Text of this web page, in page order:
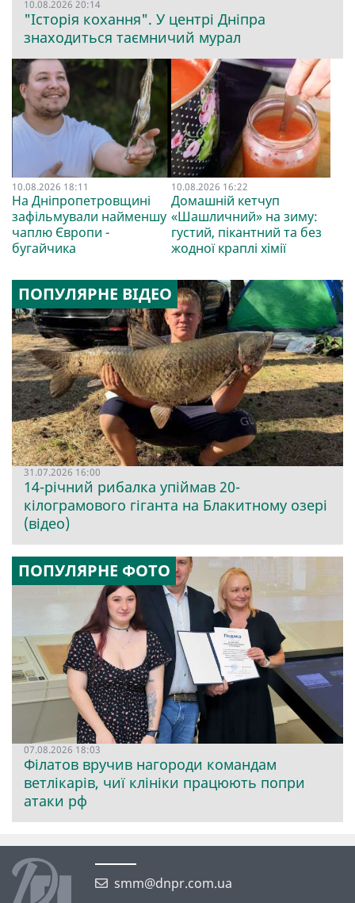
10.08.2026 20:14
"Історія кохання". У центрі Дніпра
знаходиться таємничий мурал
10.08.2026 18:11
На Дніпропетровщині
зафільмували найменшу
чаплю Європи -
бугайчика
10.08.2026 16:22
Домашній кетчуп
«Шашличний» на зиму:
густий, пікантний та без
жодної краплі хімії
ПОПУЛЯРНЕ ВІДЕО
31.07.2026 16:00
14-річний рибалка упіймав 20-
кілограмового гіганта на Блакитному озері
(відео)
ПОПУЛЯРНЕ ФОТО
07.08.2026 18:03
Філатов вручив нагороди командам
ветлікарів, чиї клініки працюють попри
атаки рф
smm@dnpr.com.ua